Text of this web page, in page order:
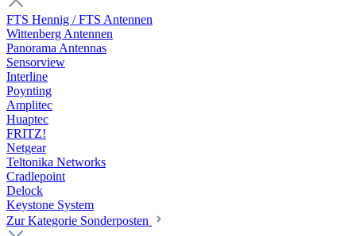
FTS Hennig / FTS Antennen
Wittenberg Antennen
Panorama Antennas
Sensorview
Interline
Poynting
Amplitec
Huaptec
FRITZ!
Netgear
Teltonika Networks
Cradlepoint
Delock
Keystone System
Zur Kategorie Sonderposten